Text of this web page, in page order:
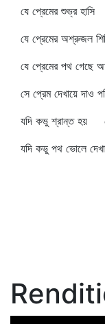
যে প্রেমের শুভ্র হাসি
যে প্রেমের অশ্রুজল
যে প্রেমের পথ গেছে
সে প্রেম দেখায়ে দাও
যদি কভু শ্রান্ত হয়
যদি কভু পথ ভোলে